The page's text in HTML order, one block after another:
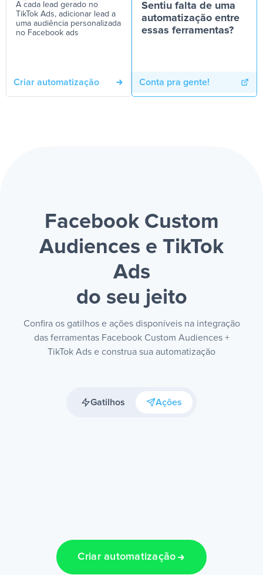
A cada lead gerado no
TikTok Ads, adicionar lead a
uma audiência personalizada
no Facebook ads
Criar automatização
Sentiu falta de uma
automatização entre
essas ferramentas?
Conta pra gente!
Facebook Custom
Audiences e TikTok
Ads
do seu jeito
Confira os gatilhos e ações disponíveis na integração
das ferramentas Facebook Custom Audiences +
TikTok Ads e construa sua automatização
Gatilhos Ações
Criar automatização